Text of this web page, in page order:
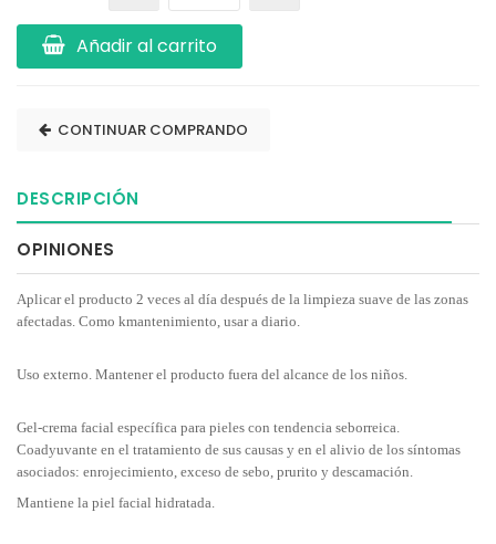
Añadir al carrito
CONTINUAR COMPRANDO
DESCRIPCIÓN
OPINIONES
Aplicar el producto 2 veces al día después de la limpieza suave de las zonas
afectadas. Como kmantenimiento, usar a diario.
Uso externo. Mantener el producto fuera del alcance de los niños.
Gel-crema facial específica para pieles con tendencia seborreica.
Coadyuvante en el tratamiento de sus causas y en el alivio de los síntomas
asociados: enrojecimiento, exceso de sebo, prurito y descamación.
Mantiene la piel facial hidratada.